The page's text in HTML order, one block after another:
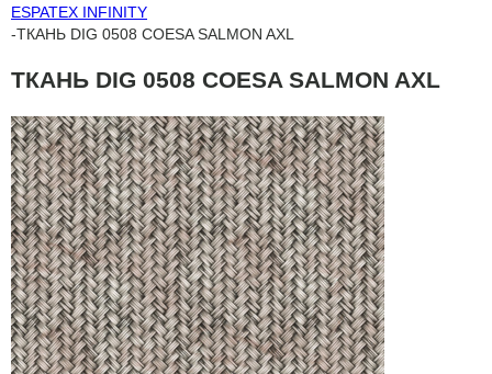
ESPATEX INFINITY
-ТКАНЬ DIG 0508 COESA SALMON AXL
ТКАНЬ DIG 0508 COESA SALMON AXL